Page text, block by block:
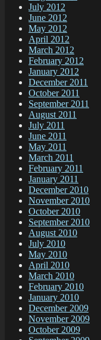
July 2012
June 2012
May 2012
April 2012
March 2012
February 2012
January 2012
December 2011
October 2011
September 2011
August 2011
July 2011
June 2011
May 2011
March 2011
February 2011
January 2011
December 2010
November 2010
October 2010
September 2010
August 2010
July 2010
May 2010
April 2010
March 2010
February 2010
January 2010
December 2009
November 2009
October 2009